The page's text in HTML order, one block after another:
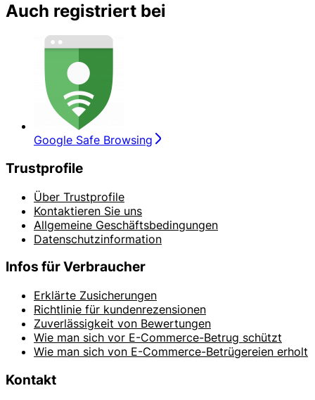
Auch registriert bei
Google Safe Browsing
Trustprofile
Über Trustprofile
Kontaktieren Sie uns
Allgemeine Geschäftsbedingungen
Datenschutzinformation
Infos für Verbraucher
Erklärte Zusicherungen
Richtlinie für kundenrezensionen
Zuverlässigkeit von Bewertungen
Wie man sich vor E-Commerce-Betrug schützt
Wie man sich von E-Commerce-Betrügereien erholt
Kontakt